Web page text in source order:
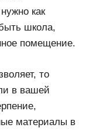
как
школа,
помещение.
то
в вашей
материалы в